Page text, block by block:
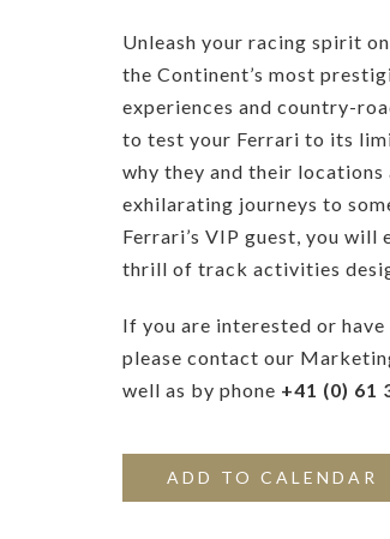
Unleash your racing spirit
the Continent’s most
experiences and country-
to test your Ferrari to its
why they and their locations
exhilarating journeys to
Ferrari’s VIP guest, you
thrill of track activities
If you are interested or
please contact our
well as by phone +41 (0) 61
ADD TO CALENDAR